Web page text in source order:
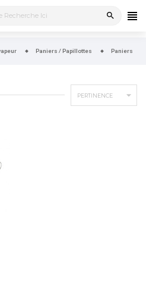
search
Paniers / Papillottes Paniers
PERTINENCE 